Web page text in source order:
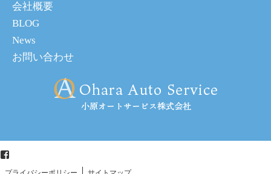
会社概要
BLOG
News
お問い合わせ
Facebook